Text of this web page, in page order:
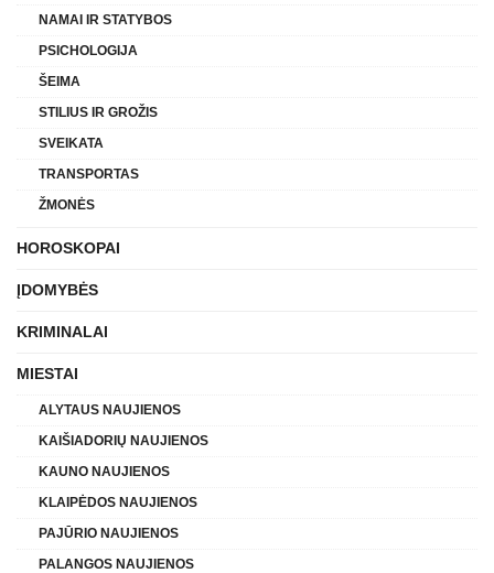
NAMAI IR STATYBOS
PSICHOLOGIJA
ŠEIMA
STILIUS IR GROŽIS
SVEIKATA
TRANSPORTAS
ŽMONĖS
HOROSKOPAI
ĮDOMYBĖS
KRIMINALAI
MIESTAI
ALYTAUS NAUJIENOS
KAIŠIADORIŲ NAUJIENOS
KAUNO NAUJIENOS
KLAIPĖDOS NAUJIENOS
PAJŪRIO NAUJIENOS
PALANGOS NAUJIENOS